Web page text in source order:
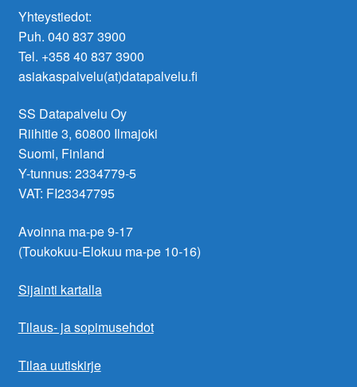
Yhteystiedot:
Puh. 040 837 3900
Tel. +358 40 837 3900
asiakaspalvelu(at)datapalvelu.fi
SS Datapalvelu Oy
Riihitie 3, 60800 Ilmajoki
Suomi, Finland
Y-tunnus: 2334779-5
VAT: FI23347795
Avoinna ma-pe 9-17
(Toukokuu-Elokuu ma-pe 10-16)
Sijainti kartalla
Tilaus- ja sopimusehdot
Tilaa uutiskirje